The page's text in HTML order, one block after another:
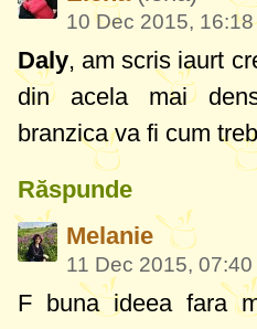
10 Dec 2015, 16:18
Daly, am scris iaurt
din acela mai
branzica va fi cum
Răspunde
Melanie
11 Dec 2015, 07:40
F buna ideea fara